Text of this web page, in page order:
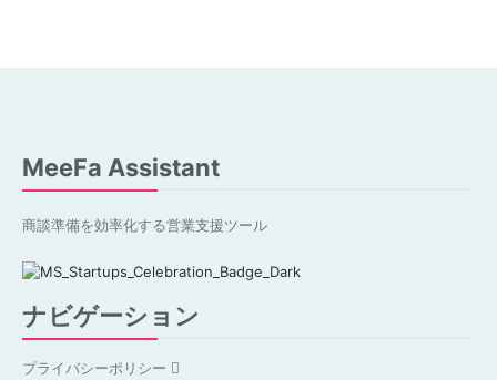
MeeFa Assistant
商談準備を効率化する営業支援ツール
ナビゲーション
プライバシーポリシー